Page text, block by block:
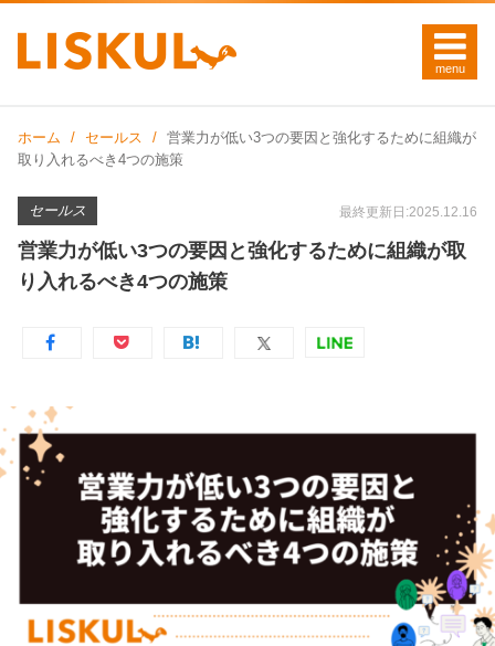
ホーム セールス
営業力が低い3つの要因と強化するために組織が
取り入れるべき4つの施策
セールス 最終更新日:2025.12.16
営業力が低い3つの要因と強化するために組織が取
り入れるべき4つの施策